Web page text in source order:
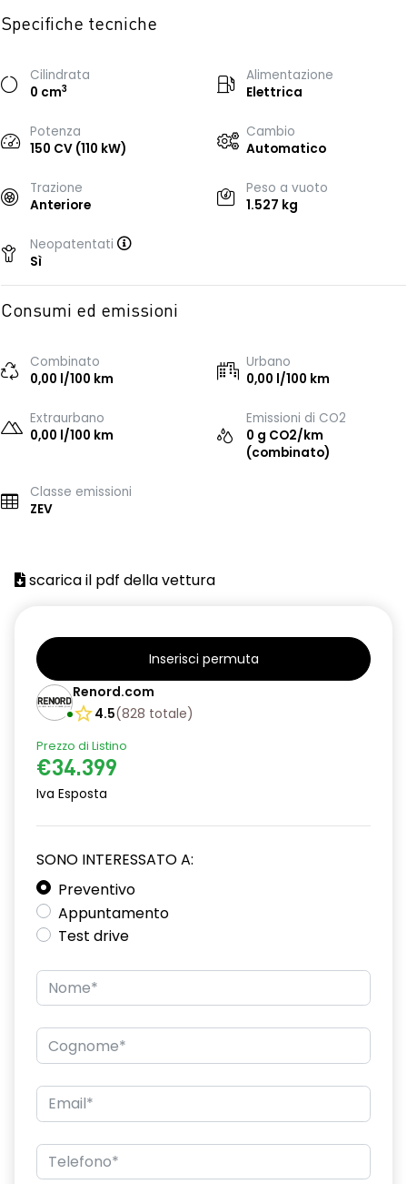
Specifiche tecniche
Cilindrata
0 cm3
Alimentazione
Elettrica
Potenza
150 CV (110 kW)
Cambio
Automatico
Trazione
Anteriore
Peso a vuoto
1.527 kg
Neopatentati
Sì
Consumi ed emissioni
Combinato
0,00 l/100 km
Urbano
0,00 l/100 km
Extraurbano
0,00 l/100 km
Emissioni di CO2
0 g CO2/km
(combinato)
Classe emissioni
ZEV
scarica il pdf della vettura
Inserisci permuta
Renord.com
4.5(828 totale)
Prezzo di Listino
€34.399
Iva Esposta
SONO INTERESSATO A:
Preventivo
Appuntamento
Test drive